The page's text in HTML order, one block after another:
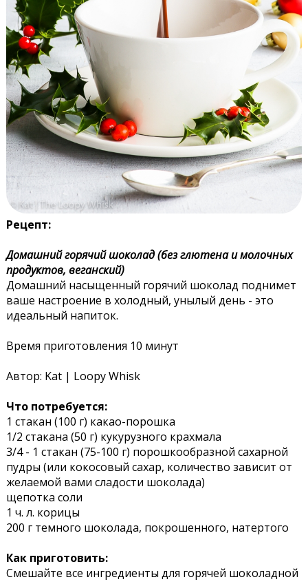
Рецепт:
Домашний горячий шоколад (без глютена и молочных
продуктов, веганский)
Домашний насыщенный горячий шоколад поднимет
ваше настроение в холодный, унылый день - это
идеальный напиток.
Время приготовления 10 минут
Автор: Kat | Loopy Whisk
Что потребуется:
1 стакан (100 г) какао-порошка
1/2 стакана (50 г) кукурузного крахмала
3/4 - 1 стакан (75-100 г) порошкообразной сахарной
пудры (или кокосовый сахар, количество зависит от
желаемой вами сладости шоколада)
щепотка соли
1 ч. л. корицы
200 г темного шоколада, покрошенного, натертого
Как приготовить:
Смешайте все ингредиенты для горячей шоколадной